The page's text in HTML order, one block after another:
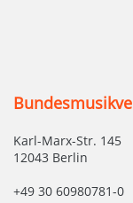
Karl-Marx-Str. 145
12043 Berlin
+49 30 60980781-0